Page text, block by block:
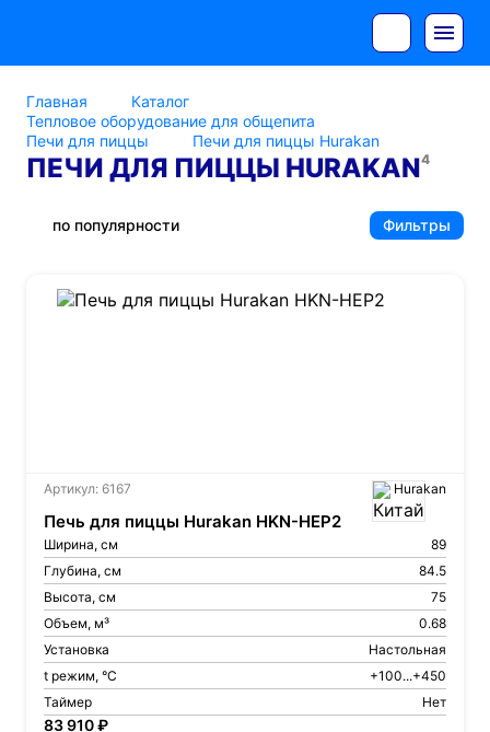
Главная
Каталог
Тепловое оборудование для общепита
Печи для пиццы
Печи для пиццы Hurakan
ПЕЧИ ДЛЯ ПИЦЦЫ HURAKAN4
по популярности Фильтры
Артикул: 6167 Hurakan
Печь для пиццы Hurakan HKN-HEP2
Ширина, см
89
Глубина, см
84.5
Высота, см
75
Объем, м³
0.68
Установка
Настольная
t режим, °С
+100...+450
Таймер
Нет
83 910 ₽